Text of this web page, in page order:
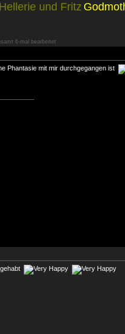
Hellerie und Fritz
6-mal bearbeitet
Phantasie mit mir durchgegangen ist